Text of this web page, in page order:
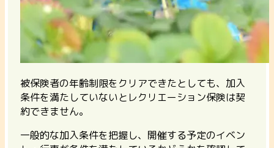
被保険者の年齢制限をクリアできたとしても、加入
条件を満たしていないとレクリエーション保険は契
約できません。
一般的な加入条件を把握し、開催する予定のイベン